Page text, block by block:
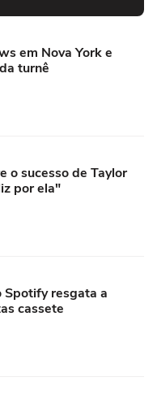
em Nova York e
turnê
o sucesso de Taylor
por ela"
Spotify resgata a
cassete